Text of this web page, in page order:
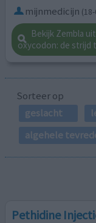
mijnmedicijn
Bekijk Zembla
oxycodon: de strijd
Sorteer op
geslacht
algehele
Pethidine